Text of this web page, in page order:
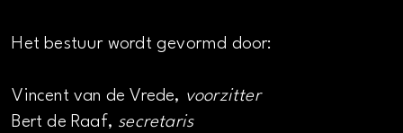
Het bestuur wordt gevormd door:
Vincent van de Vrede, voorzitter
Bert de Raaf, secretaris